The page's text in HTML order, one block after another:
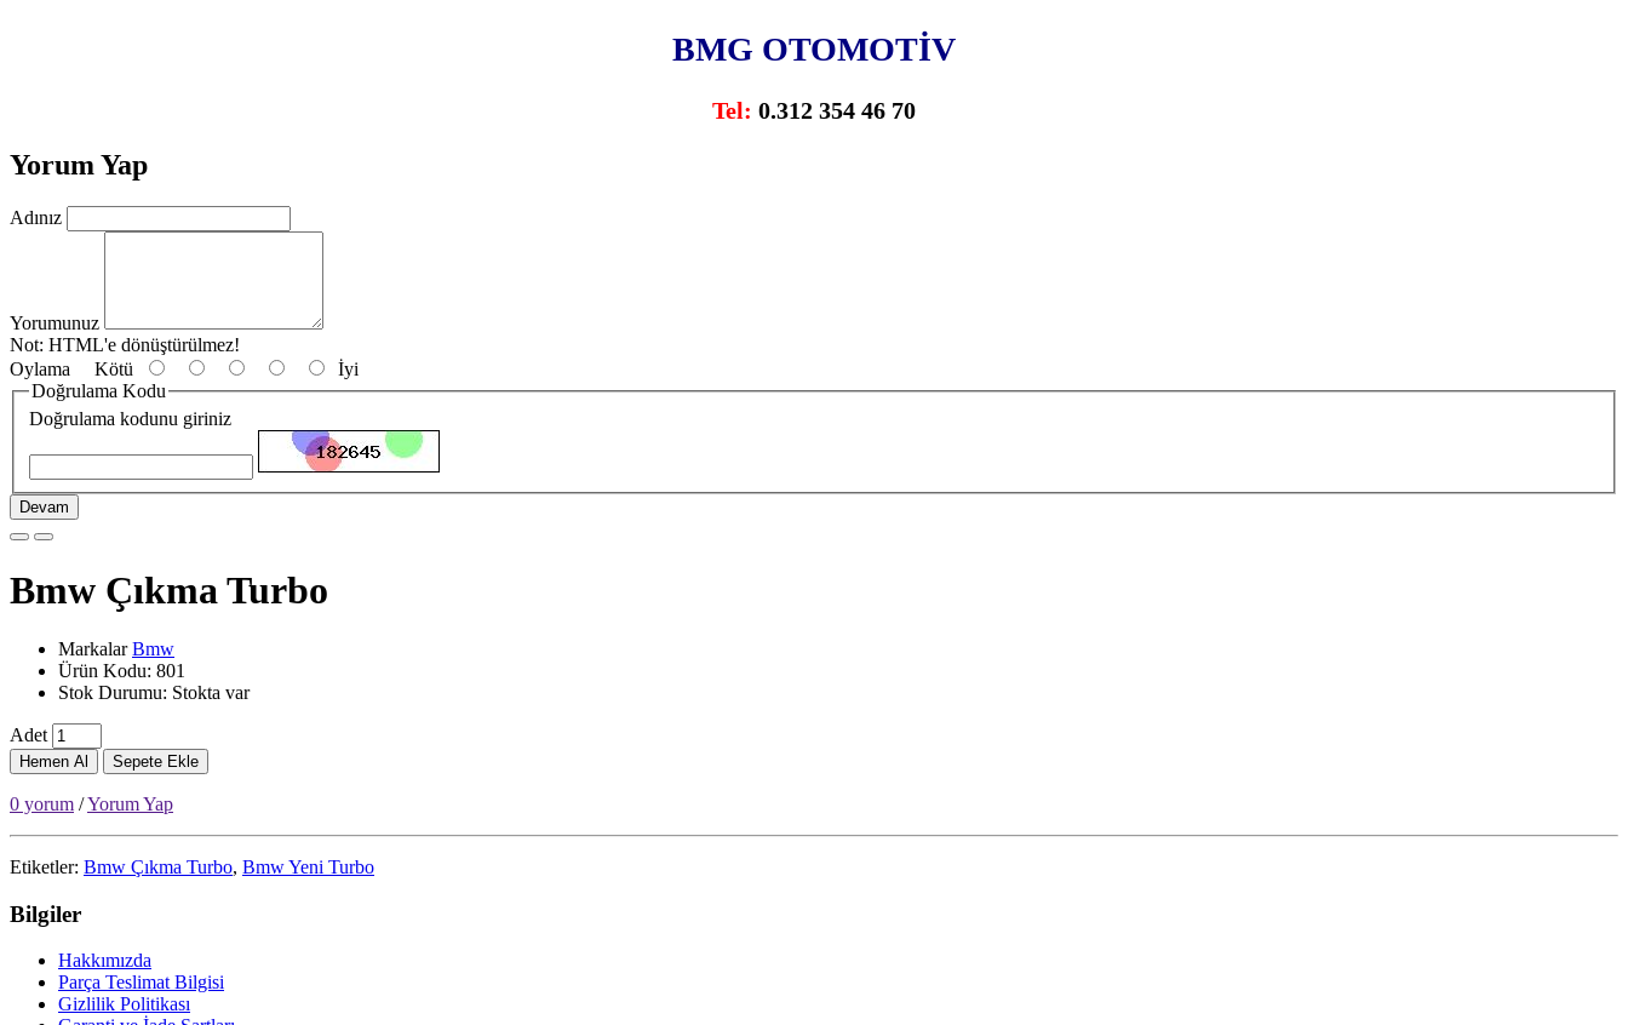
BMG OTOMOTİV
Tel: 0.312 354 46 70
Yorum Yap
Adınız
Yorumunuz
Not: HTML'e dönüştürülmez!
Oylama Kötü
İyi
Doğrulama Kodu
Doğrulama kodunu giriniz
Devam
Bmw Çıkma Turbo
MarkalarBmw
Ürün Kodu: 801
Stok Durumu: Stokta var
Adet
Hemen Al Sepete Ekle
0 yorum /Yorum Yap
Etiketler: Bmw Çıkma Turbo, Bmw Yeni Turbo
Bilgiler
Hakkımızda
Parça Teslimat Bilgisi
Gizlilik Politikası